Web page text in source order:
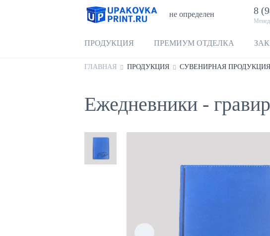
не определен 8
ПРОДУКЦИЯ ПРЕМИУМ ОТДЕЛКА
ГЛАВНАЯ ПРОДУКЦИЯ СУВЕНИРНАЯ ПРОДУКЦИЯ
Ежедневники -